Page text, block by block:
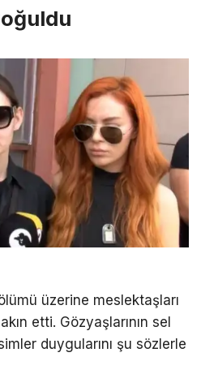
üzerine meslektaşları
etti. Gözyaşlarının sel
duygularını şu sözlerle